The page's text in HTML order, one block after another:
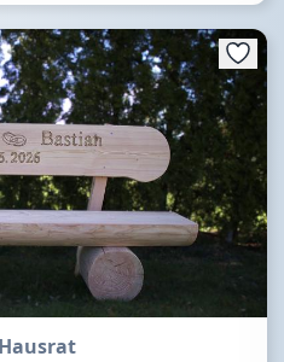
Hausrat